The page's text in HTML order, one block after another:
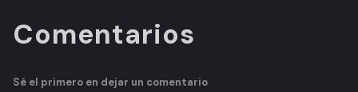
Comentarios
Sé el primero en dejar un comentario